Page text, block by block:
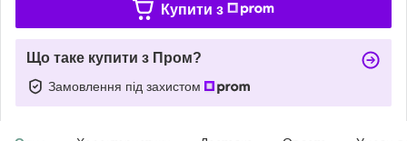
Купити з
Що таке купити з Пром?
Замовлення під захистом